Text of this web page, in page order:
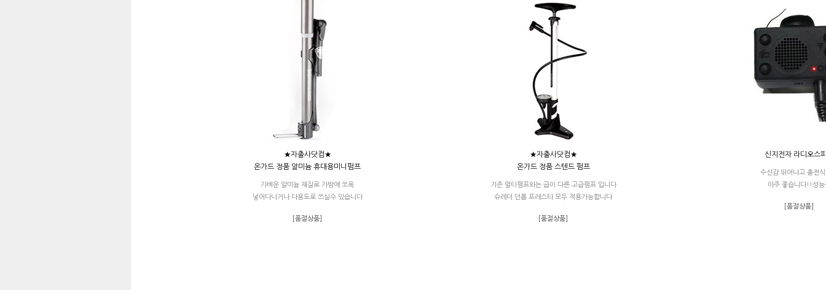
★자출사닷컴★
온가드 정품 알미늄 휴대용미니펌프
가벼운 알미늄 재질로 가방에 쏘옥
넣어다니거나 다용도로 쓰실수 있습니다
[품절상품]
★자출사닷컴★
온가드 정품 스텐드 펌프
기존 멀티펌프와는 급이 다른 고급펌프 입니다
슈레더 던롭 프레스타 모두 적용가능합니다
[품절상품]
신지전자 라디오스
수신감 뛰어나고 충전
아주 좋습니다!!성능
[품절상품]